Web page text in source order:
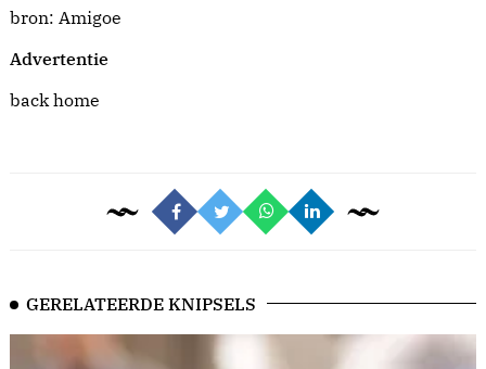
bron: Amigoe
Advertentie
back home
GERELATEERDE KNIPSELS